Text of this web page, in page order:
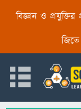
বিজ্ঞান ও
জিতে